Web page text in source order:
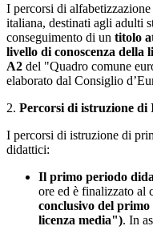
I percorsi di
italiana, destinati agli adulti
conseguimento di un titolo
livello di conoscenza della
A2 del "Quadro comune
elaborato dal Consiglio
2. Percorsi di istruzione di
I percorsi di istruzione di
didattici:
Il primo periodo
ore ed è finalizzato al
conclusivo del
licenza media"). In